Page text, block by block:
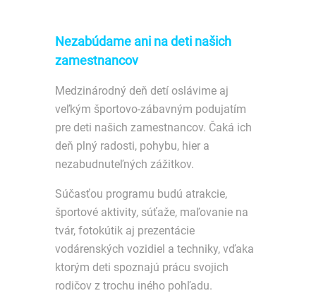
Nezabúdame ani na deti našich
zamestnancov
Medzinárodný deň detí oslávime aj
veľkým športovo-zábavným podujatím
pre deti našich zamestnancov. Čaká ich
deň plný radosti, pohybu, hier a
nezabudnuteľných zážitkov.
Súčasťou programu budú atrakcie,
športové aktivity, súťaže, maľovanie na
tvár, fotokútik aj prezentácie
vodárenských vozidiel a techniky, vďaka
ktorým deti spoznajú prácu svojich
rodičov z trochu iného pohľadu.